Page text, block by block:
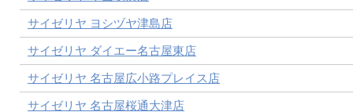
サイゼリヤ ヨシヅヤ津島店
サイゼリヤ ダイエー名古屋東店
サイゼリヤ 名古屋広小路プレイス店
サイゼリヤ 名古屋桜通大津店